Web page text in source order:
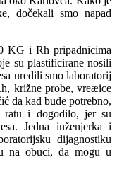
dočekali smo napad
KG i Rh pripadnicima
su plastificirane nosili
uredili smo laboratorij
križne probe, vreæice
da kad bude potrebno,
ratu i dogodilo, jer su
Jedna inženjerka i
dijagnostiku
na obuci, da mogu u